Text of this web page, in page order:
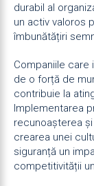
durabil al
un activ valoros
îmbunătățiri
Companiile care
de o forță de
contribuie la
Implementarea
recunoașterea
crearea unei
siguranță un
competitivității